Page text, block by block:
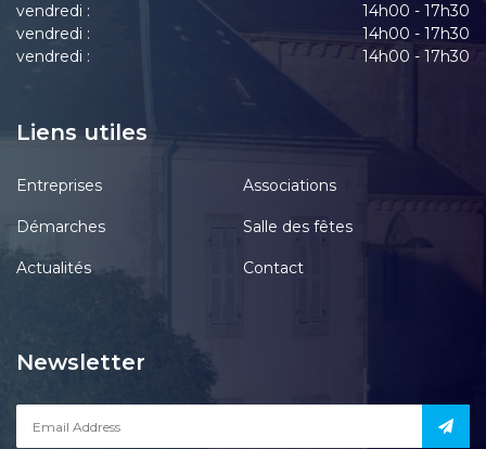
vendredi :
14h00 - 17h30
vendredi :
14h00 - 17h30
vendredi :
14h00 - 17h30
Liens utiles
Entreprises Associations
Démarches Salle des fêtes
Actualités Contact
Newsletter